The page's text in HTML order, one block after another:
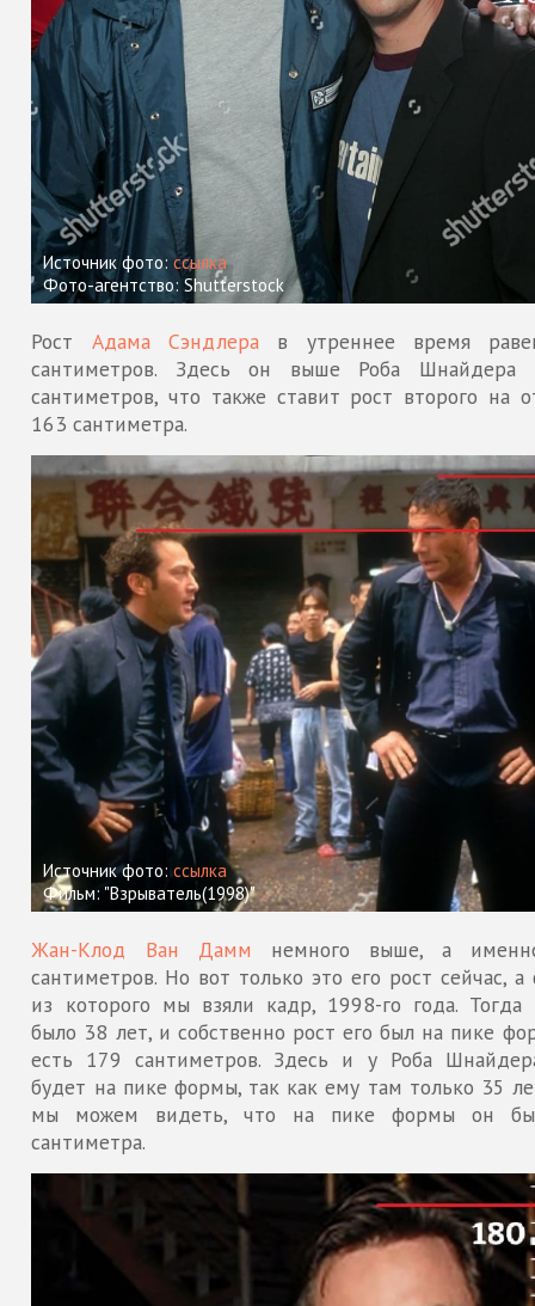
Источник фото:ссылка
Фото-агентство: Shutterstock
Рост Адама Сэндлера в утреннее время
сантиметров. Здесь он выше Роба
сантиметров, что также ставит рост второго на
163 сантиметра.
Источник фото:ссылка
Фильм: "Взрыватель(1998)"
Жан-Клод Ван Дамм немного выше, а
сантиметров. Но вот только это его рост сейчас,
из которого мы взяли кадр, 1998-го года. Тогда
было 38 лет, и собственно рост его был на пике
есть 179 сантиметров. Здесь и у Роба
будет на пике формы, так как ему там только 35
мы можем видеть, что на пике формы он
сантиметра.